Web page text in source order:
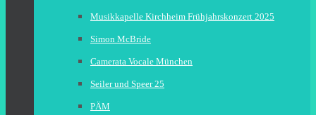
Musikkapelle Kirchheim Frühjahrskonzert 2025
Simon McBride
Camerata Vocale München
Seiler und Speer 25
PÄM